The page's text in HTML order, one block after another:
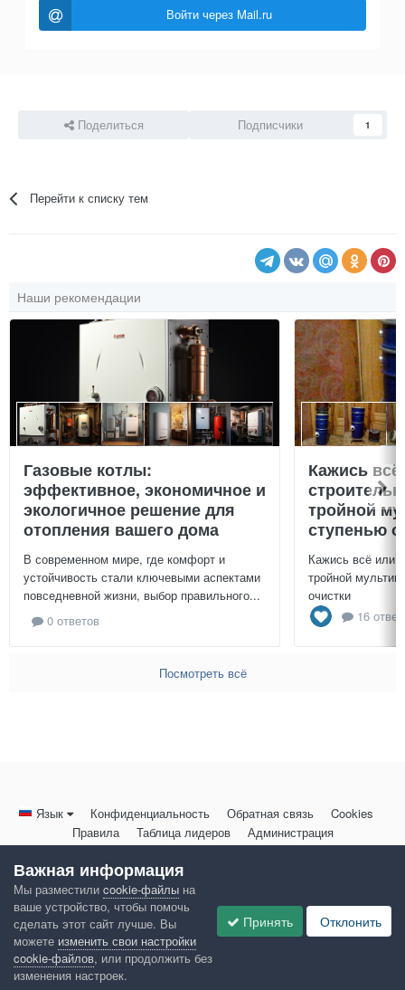
Войти через Mail.ru
Поделиться Подписчики 1
Перейти к списку тем
Наши рекомендации
Газовые котлы:
эффективное, экономичное и
экологичное решение для
отопления вашего дома
В современном мире, где комфорт и
устойчивость стали ключевыми аспектами
повседневной жизни, выбор правильного...
0 ответов
Кажись
тройной
ступенью
Кажись всё или
тройной
очистки
16
Посмотреть всё
Язык Конфиденциальность Обратная связь
Cookies
Правила
Таблица лидеров Администрация
Powered by Invision Community
Важная информация
Мы разместили cookie-файлы на
ваше устройство, чтобы помочь
сделать этот сайт лучше. Вы
можете изменить свои настройки
cookie-файлов, или продолжить без
изменения настроек.
Принять Отклонить